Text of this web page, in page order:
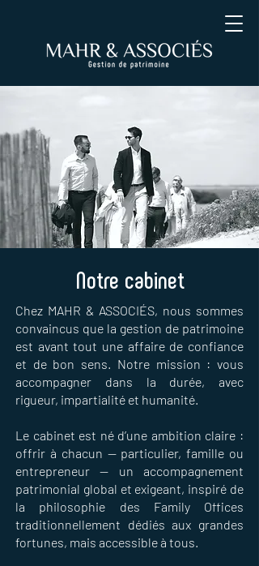
Notre cabinet
Chez MAHR & ASSOCIÉS, nous sommes
convaincus que la gestion de patrimoine
est avant tout une affaire de confiance
et de bon sens. Notre mission : vous
accompagner dans la durée, avec
rigueur, impartialité et humanité.
Le cabinet est né d’une ambition claire :
offrir à chacun — particulier, famille ou
entrepreneur — un accompagnement
patrimonial global et exigeant, inspiré de
la philosophie des Family Offices
traditionnellement dédiés aux grandes
fortunes, mais accessible à tous.